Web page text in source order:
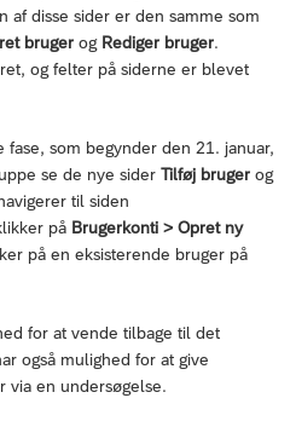
af disse sider er den samme som
bruger og Rediger bruger.
og felter på siderne er blevet
fase, som begynder den 21. januar,
se de nye sider Tilføj bruger og
til siden
på Brugerkonti > Opret ny
på en eksisterende bruger på
for at vende tilbage til det
også mulighed for at give
via en undersøgelse.